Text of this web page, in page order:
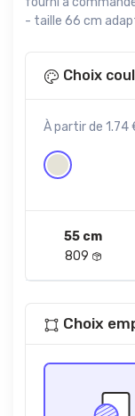
- taille 66 cm
Choix
À partir de 1.74
55 cm
809
Choix